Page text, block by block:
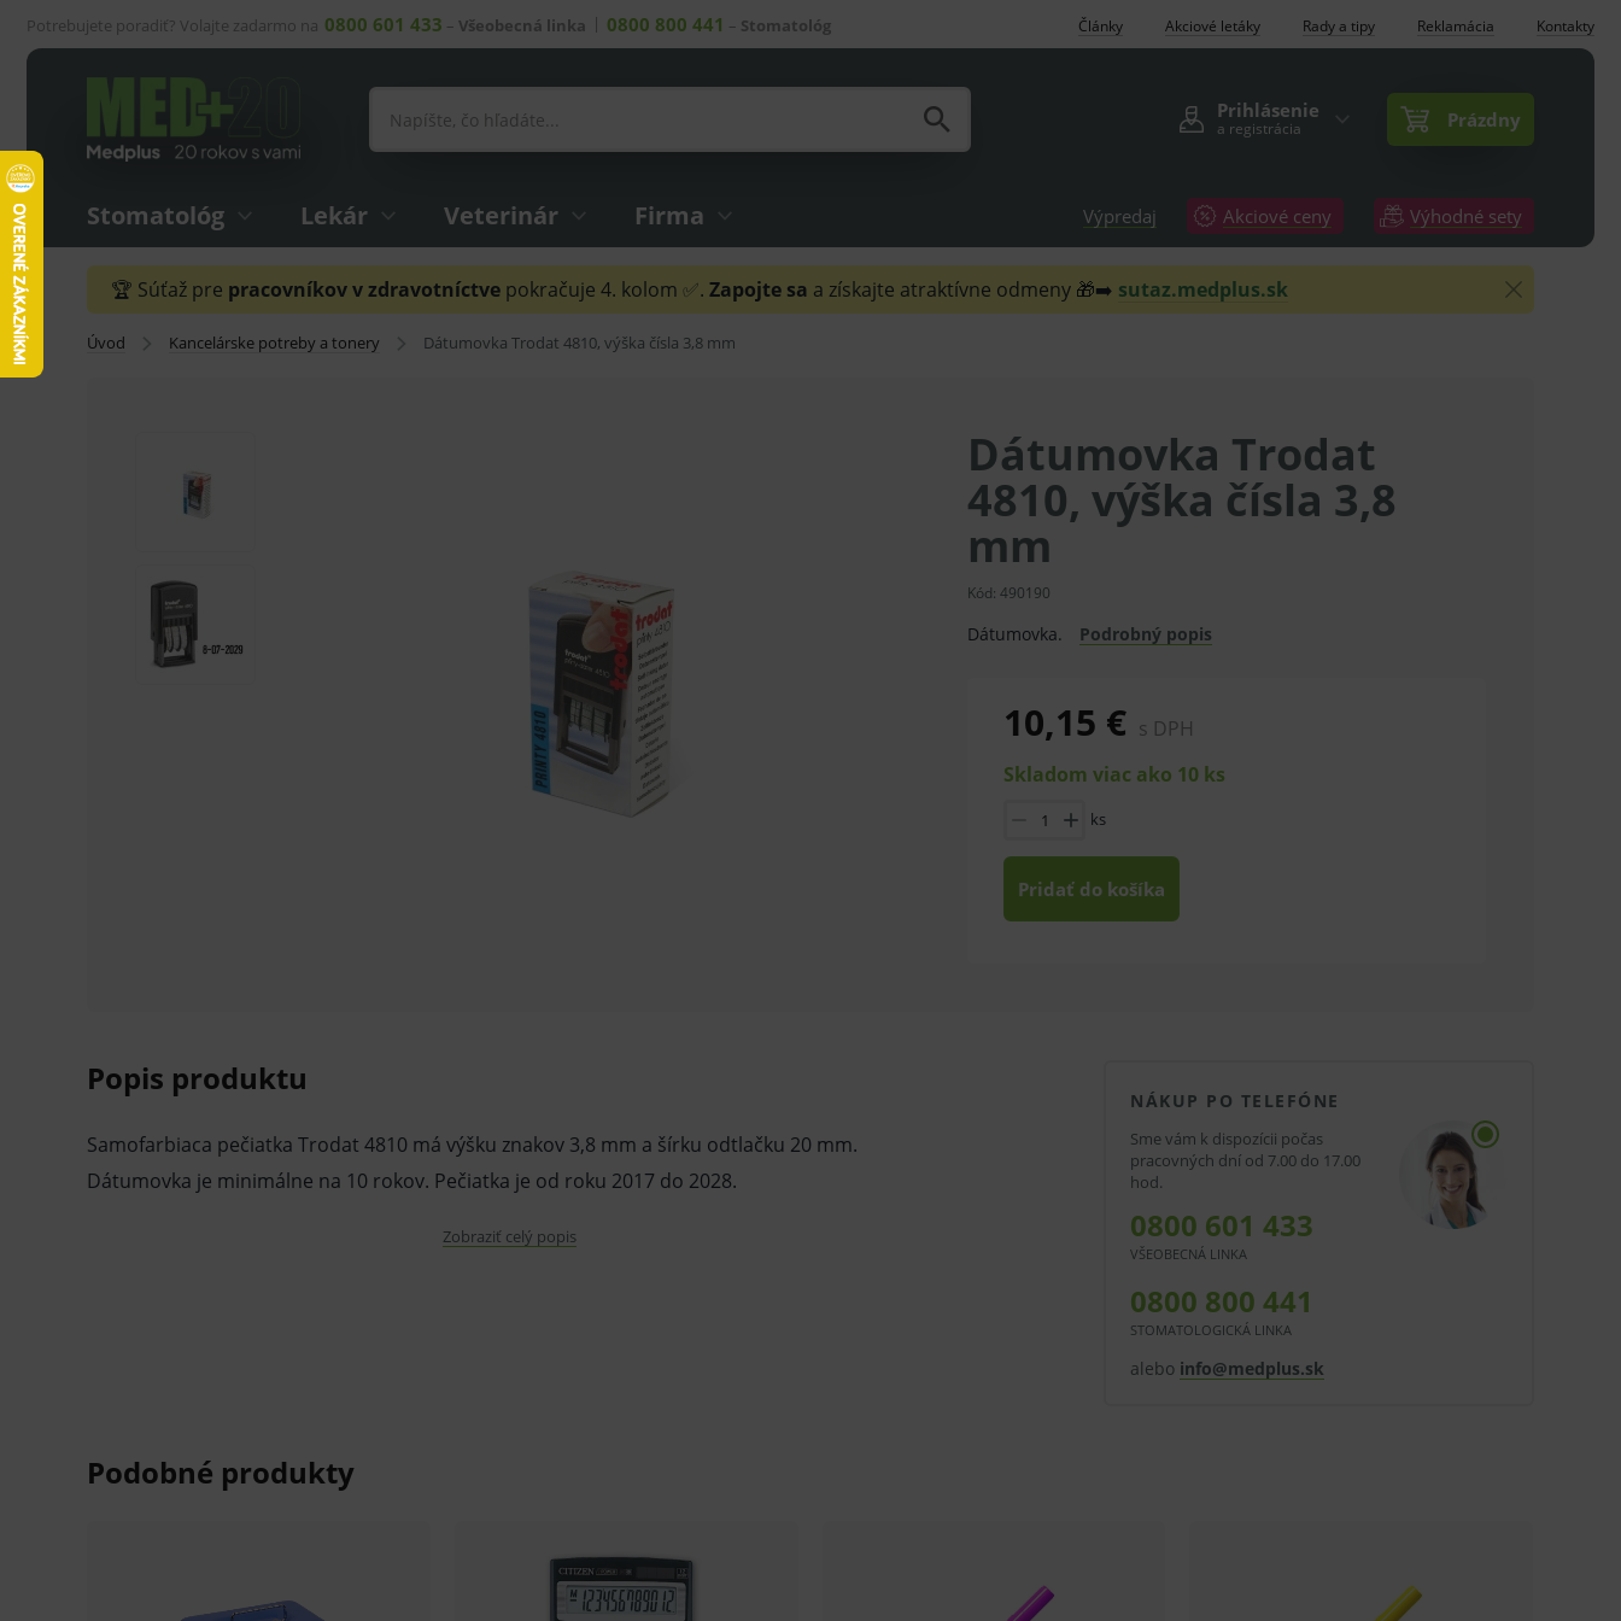
Potrebujete poradiť? Volajte zadarmo na 0800 601 433 – Všeobecná linka 0800 800 441 – Stomatológ Články Akciové letáky Rady a tipy Reklamácia Kontakty
Prihlásenie
a registrácia Prázdny
Stomatológ Lekár Veterinár Firma Výpredaj Akciové ceny Výhodné sety
🏆 Súťaž pre pracovníkov v zdravotníctve pokračuje 4. kolom ✅. Zapojte sa a získajte atraktívne odmeny 🎁➡️ sutaz.medplus.sk
Úvod Kancelárske potreby a tonery Dátumovka Trodat 4810, výška čísla 3,8 mm
Dátumovka Trodat
4810, výška čísla 3,8
mm
Kód: 490190
Dátumovka. Podrobný popis
10,15 € s DPH
Skladom viac ako 10 ks
ks
Pridať do košíka
Popis produktu
Samofarbiaca pečiatka Trodat 4810 má výšku znakov 3,8 mm a šírku odtlačku 20 mm.
Dátumovka je minimálne na 10 rokov. Pečiatka je od roku 2017 do 2028.
Zobraziť celý popis
NÁKUP PO TELEFÓNE
Sme vám k dispozícii počas
pracovných dní od 7.00 do 17.00
hod.
0800 601 433
VŠEOBECNÁ LINKA
0800 800 441
STOMATOLOGICKÁ LINKA
alebo info@medplus.sk